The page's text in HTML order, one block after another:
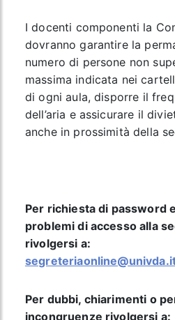
I docenti componenti la
dovranno garantire la
numero di persone non
massima indicata nei
di ogni aula, disporre il
dell’aria e assicurare il
anche in prossimità della
Per richiesta di password
problemi di accesso alla
rivolgersi a:
Per dubbi, chiarimenti o
incongruenze rivolgersi a: